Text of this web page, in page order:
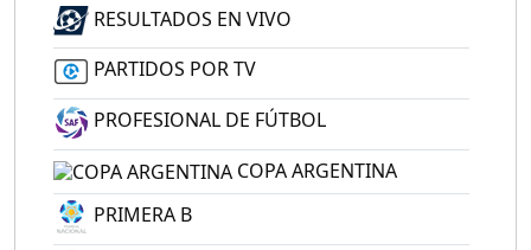
RESULTADOS EN VIVO
PARTIDOS POR TV
PROFESIONAL DE FÚTBOL
COPA ARGENTINA
PRIMERA B